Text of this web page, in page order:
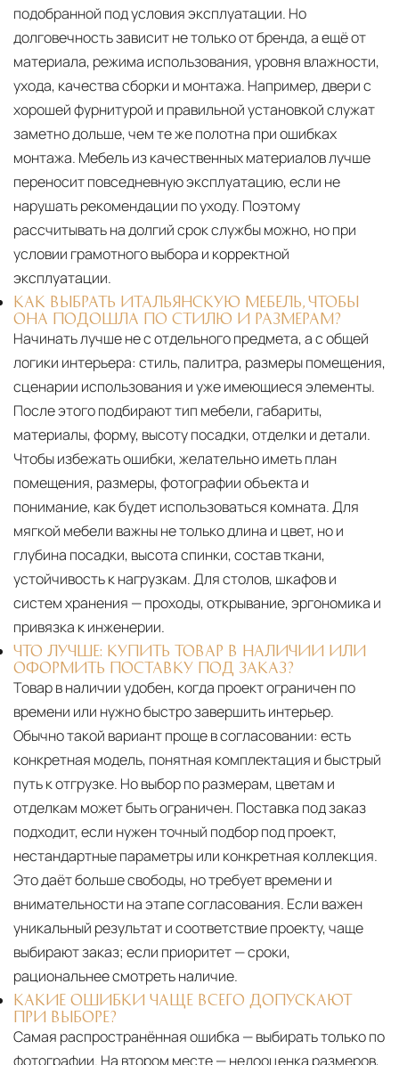
подобранной под условия эксплуатации. Но
долговечность зависит не только от бренда, а ещё от
материала, режима использования, уровня влажности,
ухода, качества сборки и монтажа. Например, двери с
хорошей фурнитурой и правильной установкой служат
заметно дольше, чем те же полотна при ошибках
монтажа. Мебель из качественных материалов лучше
переносит повседневную эксплуатацию, если не
нарушать рекомендации по уходу. Поэтому
рассчитывать на долгий срок службы можно, но при
условии грамотного выбора и корректной
эксплуатации.
КАК ВЫБРАТЬ ИТАЛЬЯНСКУЮ МЕБЕЛЬ, ЧТОБЫ
ОНА ПОДОШЛА ПО СТИЛЮ И РАЗМЕРАМ?
Начинать лучше не с отдельного предмета, а с общей
логики интерьера: стиль, палитра, размеры помещения,
сценарии использования и уже имеющиеся элементы.
После этого подбирают тип мебели, габариты,
материалы, форму, высоту посадки, отделки и детали.
Чтобы избежать ошибки, желательно иметь план
помещения, размеры, фотографии объекта и
понимание, как будет использоваться комната. Для
мягкой мебели важны не только длина и цвет, но и
глубина посадки, высота спинки, состав ткани,
устойчивость к нагрузкам. Для столов, шкафов и
систем хранения — проходы, открывание, эргономика и
привязка к инженерии.
ЧТО ЛУЧШЕ: КУПИТЬ ТОВАР В НАЛИЧИИ ИЛИ
ОФОРМИТЬ ПОСТАВКУ ПОД ЗАКАЗ?
Товар в наличии удобен, когда проект ограничен по
времени или нужно быстро завершить интерьер.
Обычно такой вариант проще в согласовании: есть
конкретная модель, понятная комплектация и быстрый
путь к отгрузке. Но выбор по размерам, цветам и
отделкам может быть ограничен. Поставка под заказ
подходит, если нужен точный подбор под проект,
нестандартные параметры или конкретная коллекция.
Это даёт больше свободы, но требует времени и
внимательности на этапе согласования. Если важен
уникальный результат и соответствие проекту, чаще
выбирают заказ; если приоритет — сроки,
рациональнее смотреть наличие.
КАКИЕ ОШИБКИ ЧАЩЕ ВСЕГО ДОПУСКАЮТ
ПРИ ВЫБОРЕ?
Самая распространённая ошибка — выбирать только по
фотографии. На втором месте — недооценка размеров,